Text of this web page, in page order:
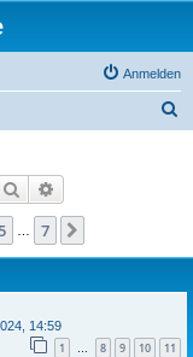
Anmelden
Suche
7
14:59
1 … 8 9 10 11